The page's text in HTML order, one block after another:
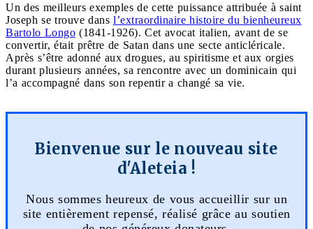
Un des meilleurs exemples de cette puissance attribuée à saint
Joseph se trouve dans l’extraordinaire histoire du bienheureux
Bartolo Longo (1841-1926). Cet avocat italien, avant de se
convertir, était prêtre de Satan dans une secte anticléricale.
Après s’être adonné aux drogues, au spiritisme et aux orgies
durant plusieurs années, sa rencontre avec un dominicain qui
l’a accompagné dans son repentir a changé sa vie.
Bienvenue sur le nouveau site
d'Aleteia !
Nous sommes heureux de vous accueillir sur un
site entièrement repensé, réalisé grâce au soutien